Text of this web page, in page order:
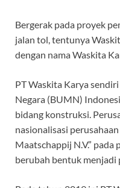
Bergerak pada proyek
jalan tol, tentunya
dengan nama Waskita
PT Waskita Karya
Negara (BUMN)
bidang konstruksi.
nasionalisasi
Maatschappij N.V.”
berubah bentuk menjadi